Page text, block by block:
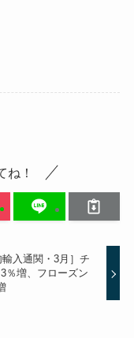
ね！
輸入通関・3月］チ
％増、フローズン